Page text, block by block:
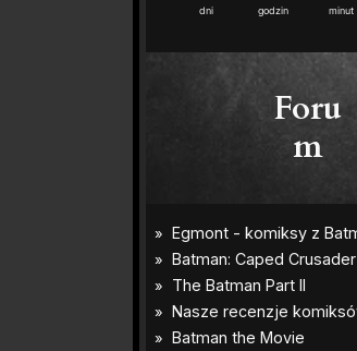
dni godzin minut
Foru
m